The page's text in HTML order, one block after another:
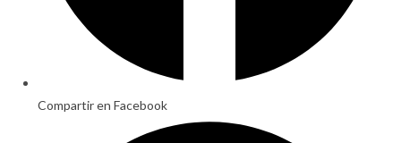
Compartir en Facebook